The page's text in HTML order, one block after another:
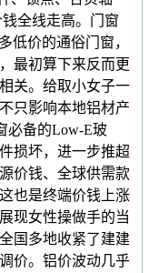
全线走高。门窗
低价的通俗门窗，
最初算下来反而更
关。给取小女子一
只影响本地铝材产
必备的Low-E玻
损坏，进一步推超
价钱、全球供需款
也是终端价钱上涨
现女性操做手的当
国多地收紧了建建
价。铝价波动几乎